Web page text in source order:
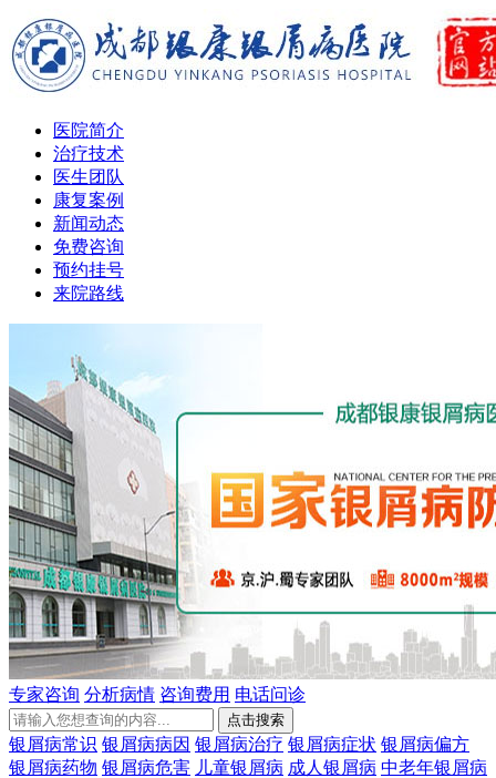
医院简介
治疗技术
医生团队
康复案例
新闻动态
免费咨询
预约挂号
来院路线
专家咨询 分析病情 咨询费用 电话问诊
银屑病常识 银屑病病因 银屑病治疗 银屑病症状 银屑病偏方
银屑病药物 银屑病危害 儿童银屑病 成人银屑病 中老年银屑病